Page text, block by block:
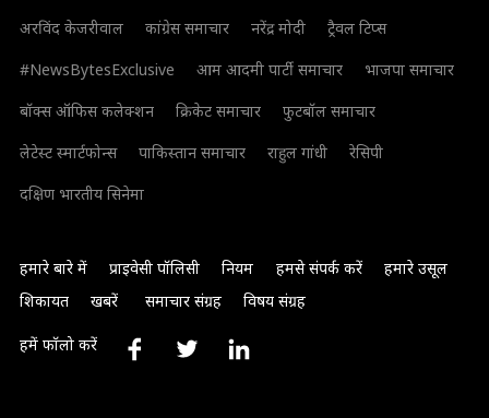
अरविंद केजरीवाल कांग्रेस समाचार नरेंद्र मोदी
ट्रैवल टिप्स
#NewsBytesExclusive
आम आदमी पार्टी समाचार
भाजपा समाचार
बॉक्स ऑफिस कलेक्शन
क्रिकेट समाचार
फुटबॉल समाचार
लेटेस्ट स्मार्टफोन्स
पाकिस्तान समाचार राहुल गांधी
रेसिपी
दक्षिण भारतीय सिनेमा
हमारे बारे में प्राइवेसी पॉलिसी नियम हमसे संपर्क करें
हमारे उसूल
शिकायत
खबरें समाचार संग्रह विषय संग्रह
हमें फॉलो करें